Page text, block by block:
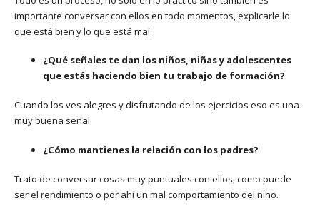
importante conversar con ellos en todo momentos, explicarle lo
que está bien y lo que está mal.
¿Qué señales te dan los niños, niñas y adolescentes
que estás haciendo bien tu trabajo de formación?
Cuando los ves alegres y disfrutando de los ejercicios eso es una
muy buena señal.
¿Cómo mantienes la relación con los padres?
Trato de conversar cosas muy puntuales con ellos, como puede
ser el rendimiento o por ahí un mal comportamiento del niño.